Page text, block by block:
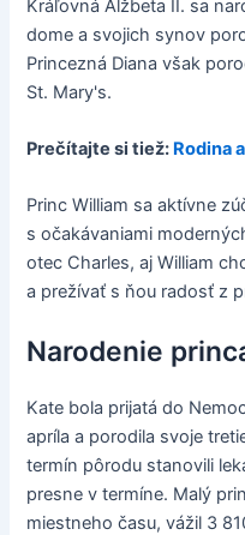
Kráľovná Alžbeta II. sa
dome a svojich synov
Princezná Diana však
St. Mary's.
Prečítajte si tiež: Rodina
Princ William sa aktívne
s očakávaniami
otec Charles, aj William
a prežívať s ňou radosť z
Narodenie
Kate bola prijatá do
apríla a porodila svoje
termín pôrodu stanovili
presne v termíne. Malý
miestneho času, vážil 3